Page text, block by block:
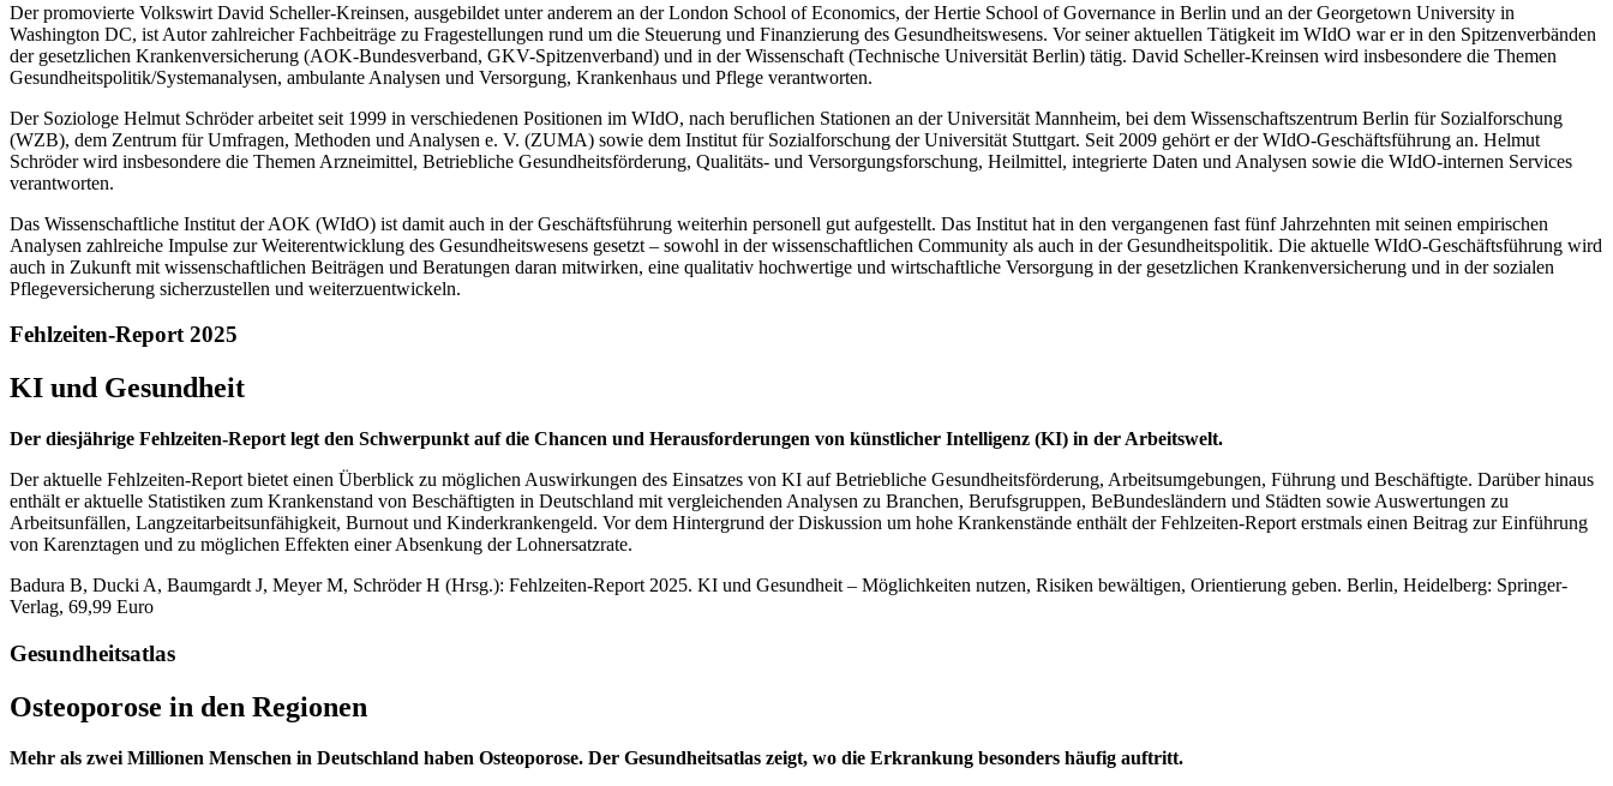
Der promovierte Volkswirt David Scheller-Kreinsen, ausgebildet unter anderem an der London School of Economics, der Hertie School of Governance in Berlin und an der Georgetown University in
Washington DC, ist Autor zahlreicher Fachbeiträge zu Fragestellungen rund um die Steuerung und Finanzierung des Gesundheitswesens. Vor seiner aktuellen Tätigkeit im WIdO war er in den Spitzenverbänden
der gesetzlichen Krankenversicherung (AOK-Bundesverband, GKV-Spitzenverband) und in der Wissenschaft (Technische Universität Berlin) tätig. David Scheller-Kreinsen wird insbesondere die Themen
Gesundheitspolitik/Systemanalysen, ambulante Analysen und Versorgung, Krankenhaus und Pflege verantworten.
Der Soziologe Helmut Schröder arbeitet seit 1999 in verschiedenen Positionen im WIdO, nach beruflichen Stationen an der Universität Mannheim, bei dem Wissenschaftszentrum Berlin für Sozialforschung
(WZB), dem Zentrum für Umfragen, Methoden und Analysen e. V. (ZUMA) sowie dem Institut für Sozialforschung der Universität Stuttgart. Seit 2009 gehört er der WIdO-Geschäftsführung an. Helmut
Schröder wird insbesondere die Themen Arzneimittel, Betriebliche Gesundheitsförderung, Qualitäts- und Versorgungsforschung, Heilmittel, integrierte Daten und Analysen sowie die WIdO-internen Services
verantworten.
Das Wissenschaftliche Institut der AOK (WIdO) ist damit auch in der Geschäftsführung weiterhin personell gut aufgestellt. Das Institut hat in den vergangenen fast fünf Jahrzehnten mit seinen empirischen
Analysen zahlreiche Impulse zur Weiterentwicklung des Gesundheitswesens gesetzt – sowohl in der wissenschaftlichen Community als auch in der Gesundheitspolitik. Die aktuelle WIdO-Geschäftsführung wird
auch in Zukunft mit wissenschaftlichen Beiträgen und Beratungen daran mitwirken, eine qualitativ hochwertige und wirtschaftliche Versorgung in der gesetzlichen Krankenversicherung und in der sozialen
Pflegeversicherung sicherzustellen und weiterzuentwickeln.
Fehlzeiten-Report 2025
KI und Gesundheit
Der diesjährige Fehlzeiten-Report legt den Schwerpunkt auf die Chancen und Herausforderungen von künstlicher Intelligenz (KI) in der Arbeitswelt.
Der aktuelle Fehlzeiten-Report bietet einen Überblick zu möglichen Auswirkungen des Einsatzes von KI auf Betriebliche Gesundheitsförderung, Arbeitsumgebungen, Führung und Beschäftigte. Darüber hinaus
enthält er aktuelle Statistiken zum Krankenstand von Beschäftigten in Deutschland mit vergleichenden Analysen zu Branchen, Berufsgruppen, BeBundesländern und Städten sowie Auswertungen zu
Arbeitsunfällen, Langzeitarbeitsunfähigkeit, Burnout und Kinderkrankengeld. Vor dem Hintergrund der Diskussion um hohe Krankenstände enthält der Fehlzeiten-Report erstmals einen Beitrag zur Einführung
von Karenztagen und zu möglichen Effekten einer Absenkung der Lohnersatzrate.
Badura B, Ducki A, Baumgardt J, Meyer M, Schröder H (Hrsg.): Fehlzeiten-Report 2025. KI und Gesundheit – Möglichkeiten nutzen, Risiken bewältigen, Orientierung geben. Berlin, Heidelberg: Springer-
Verlag, 69,99 Euro
Gesundheitsatlas
Osteoporose in den Regionen
Mehr als zwei Millionen Menschen in Deutschland haben Osteoporose. Der Gesundheitsatlas zeigt, wo die Erkrankung besonders häufig auftritt.